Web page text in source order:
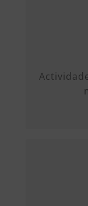
Más